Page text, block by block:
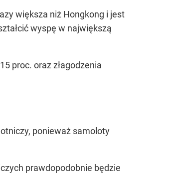
większa niż Hongkong i jest
wyspę w największą
proc. oraz złagodzenia
ponieważ samoloty
prawdopodobnie będzie